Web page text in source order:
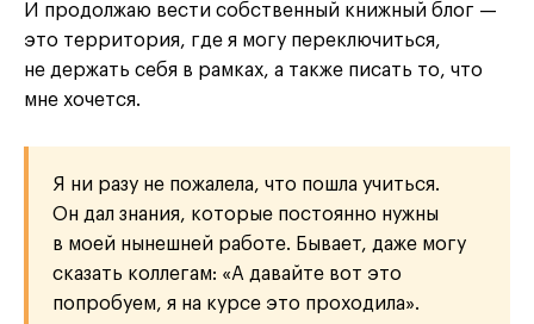
И продолжаю вести собственный книжный блог —
это территория, где я могу переключиться,
не держать себя в рамках, а также писать то, что
мне хочется.
Я ни разу не пожалела, что пошла учиться.
Он дал знания, которые постоянно нужны
в моей нынешней работе. Бывает, даже могу
сказать коллегам: «А давайте вот это
попробуем, я на курсе это проходила».